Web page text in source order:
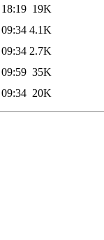
19K
4.1K
2.7K
35K
20K